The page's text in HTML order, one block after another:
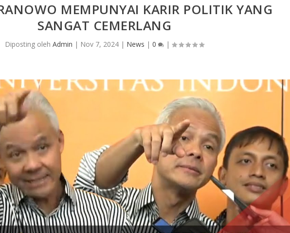
MEMPUNYAI KARIR POLITIK YANG
SANGAT CEMERLANG
Diposting olehAdmin | Nov 7, 2024 | News |0 |